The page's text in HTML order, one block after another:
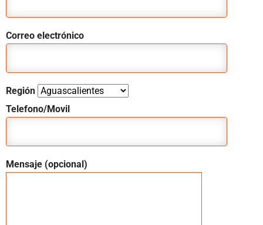
Correo electrónico
Región
Telefono/Movil
Mensaje (opcional)